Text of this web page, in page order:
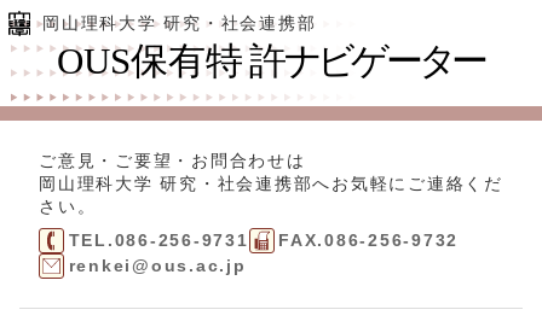
岡山理科大学 研究・社会連携部
ご意見・ご要望・お問合わせは
岡山理科大学 研究・社会連携部へお気軽にご連絡くだ
さい。
TEL.086-256-9731
FAX.086-256-9732
renkei@ous.ac.jp